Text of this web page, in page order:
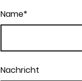
Name*
Nachricht